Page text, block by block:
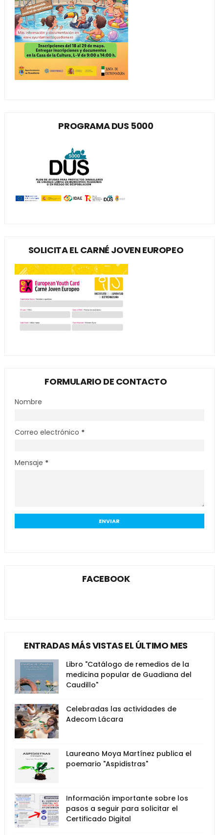
PROGRAMA DUS 5000
SOLICITA EL CARNÉ JOVEN EUROPEO
FORMULARIO DE CONTACTO
Nombre
Correo electrónico *
Mensaje *
FACEBOOK
ENTRADAS MÁS VISTAS EL ÚLTIMO MES
Libro "Catálogo de remedios de la
medicina popular de Guadiana del
Caudillo"
Celebradas las actividades de
Adecom Lácara
Laureano Moya Martínez publica el
poemario "Aspidistras"
Información importante sobre los
pasos a seguir para solicitar el
Certificado Digital